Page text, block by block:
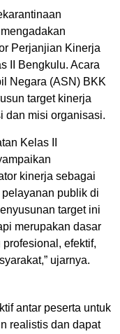
Perjanjian Kinerja
II Bengkulu. Acara
Negara (ASN) BKK
target kinerja
dan misi organisasi.
Kelas II
kinerja sebagai
publik di
target ini
merupakan dasar
efektif,
ujarnya.
antar peserta untuk
realistis dan dapat